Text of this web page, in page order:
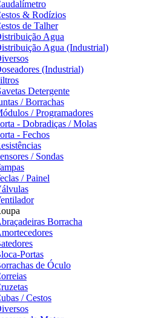
& Rodízios
de Talher
Agua
Agua (Industrial)
(Industrial)
Detergente
/ Borrachas
/ Programadores
- Dobradiças / Molas
- Fechos
/ Sondas
/ Painel
Borracha
Portas
de Óculo
/ Cestos